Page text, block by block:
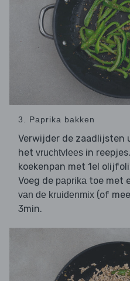
3. Paprika bakken
Verwijder de zaadlijsten
het vruchtvlees in
koekenpan met 1el
Voeg de paprika toe met
van de kruidenmix (of
3min.